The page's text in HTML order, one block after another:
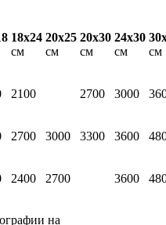
18х24
см
20х25
см
20х30
см
24х30
см
см
2100 2700 3000
2700 3000 3300 3600
2400 2700 3600
на